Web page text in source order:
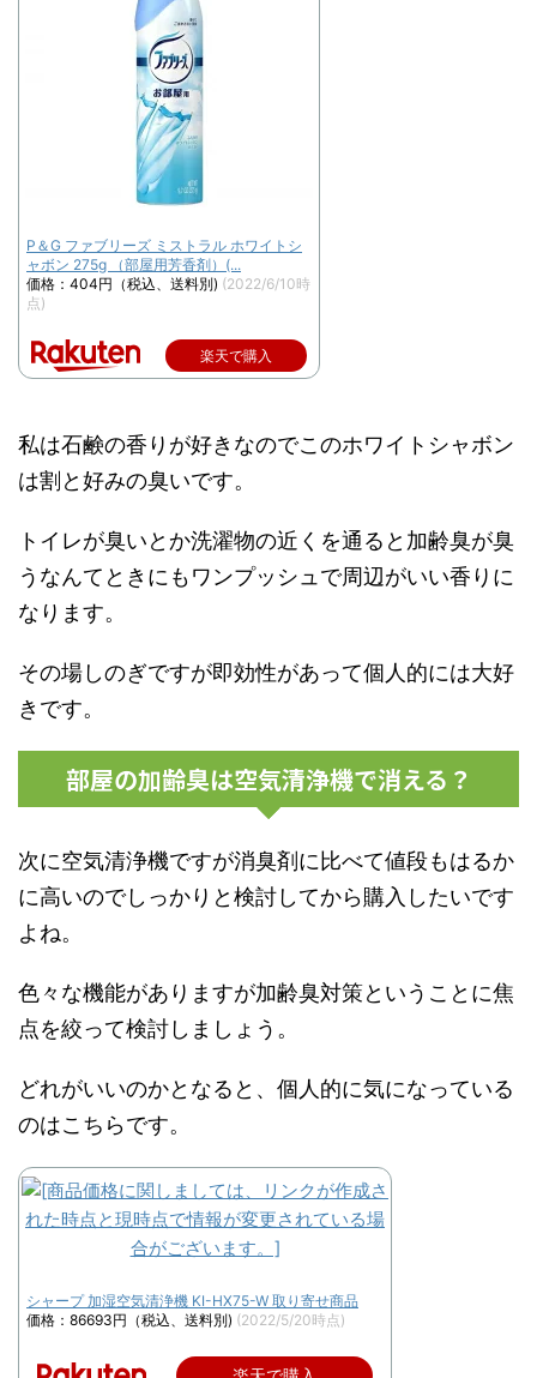
P＆G ファブリーズ ミストラル ホワイトシ
ャボン 275g （部屋用芳香剤）(...
価格：404円（税込、送料別) (2022/6/10時
点)
楽天で購入
私は石鹸の香りが好きなのでこのホワイトシャボン
は割と好みの臭いです。
トイレが臭いとか洗濯物の近くを通ると加齢臭が臭
うなんてときにもワンプッシュで周辺がいい香りに
なります。
その場しのぎですが即効性があって個人的には大好
きです。
部屋の加齢臭は空気清浄機で消える？
次に空気清浄機ですが消臭剤に比べて値段もはるか
に高いのでしっかりと検討してから購入したいです
よね。
色々な機能がありますが加齢臭対策ということに焦
点を絞って検討しましょう。
どれがいいのかとなると、個人的に気になっている
のはこちらです。
シャープ 加湿空気清浄機 KI-HX75-W 取り寄せ商品
価格：86693円（税込、送料別) (2022/5/20時点)